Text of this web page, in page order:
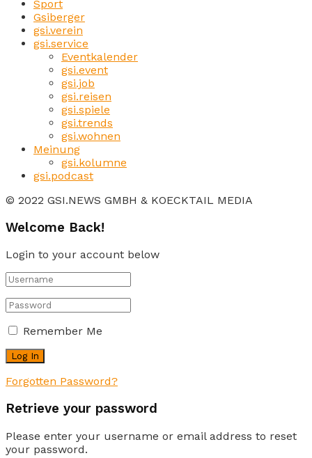
Sport
Gsiberger
gsi.verein
gsi.service
Eventkalender
gsi.event
gsi.job
gsi.reisen
gsi.spiele
gsi.trends
gsi.wohnen
Meinung
gsi.kolumne
gsi.podcast
© 2022 GSI.NEWS GMBH & KOECKTAIL MEDIA
Welcome Back!
Login to your account below
Remember Me
Forgotten Password?
Retrieve your password
Please enter your username or email address to reset
your password.